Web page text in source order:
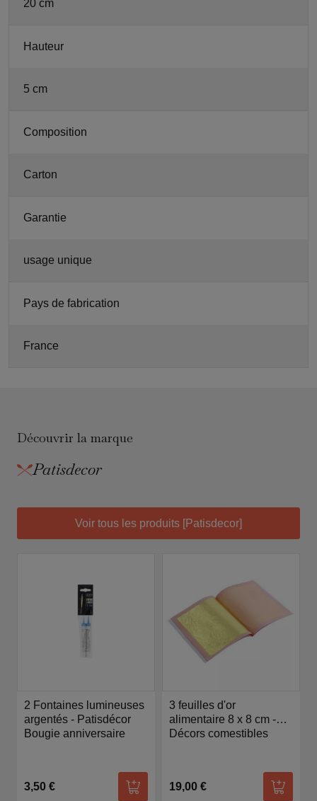
20 cm
Hauteur
5 cm
Composition
Carton
Garantie
usage unique
Pays de fabrication
France
Découvrir la marque
Patisdecor
Voir tous les produits [Patisdecor]
2 Fontaines lumineuses
argentés - Patisdécor
Bougie anniversaire
3,50 €
Ajouter au panier
3 feuilles d'or
alimentaire 8 x 8 cm -
Patisdécor
Décors comestibles
19,00 €
Ajouter